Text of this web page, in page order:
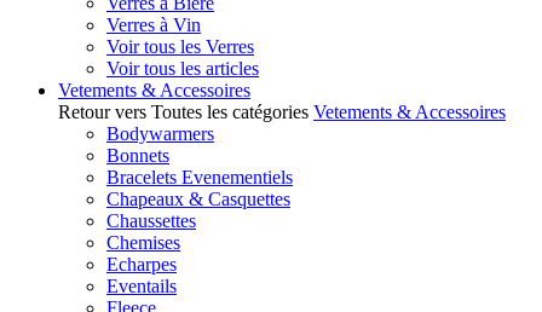
Verres à Vin
Voir tous les Verres
Voir tous les articles
Vetements & Accessoires
Retour vers Toutes les catégories Vetements & Accessoires
Bodywarmers
Bonnets
Bracelets Evenementiels
Chapeaux & Casquettes
Chaussettes
Chemises
Echarpes
Eventails
Fleece